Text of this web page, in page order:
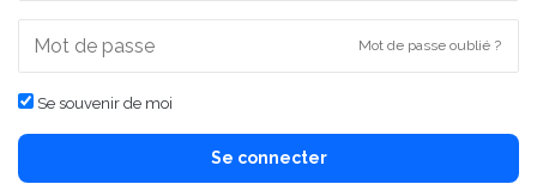
Mot de passe oublié ?
Se souvenir de moi
Se connecter